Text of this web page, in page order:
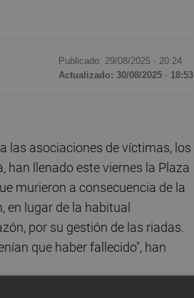
Publicado: 29/08/2025 · 20:24
Actualizado: 30/08/2025 · 18:53
las asociaciones de víctimas, los
han llenado este viernes la Plaza
murieron a consecuencia de la
en lugar de la habitual
por su gestión de las riadas.
que haber fallecido", han